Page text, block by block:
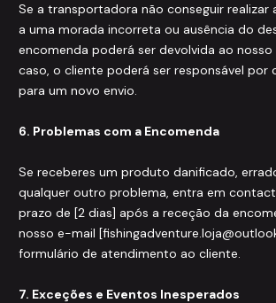
Se a transportadora não conseguir realizar
a uma morada incorreta ou ausência do
encomenda poderá ser devolvida ao nosso
caso, o cliente poderá ser responsável por
para um novo envio.
6. Problemas com a Encomenda
Se receberes um produto danificado,
qualquer outro problema, entra em
prazo de [2 dias] após a receção da
nosso e-mail
formulário de atendimento ao cliente.
7. Exceções e Eventos Inesperados